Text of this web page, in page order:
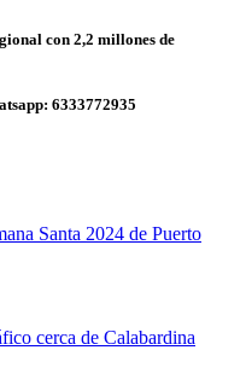
con 2,2 millones de
6333772935
Santa 2024 de Puerto
cerca de Calabardina